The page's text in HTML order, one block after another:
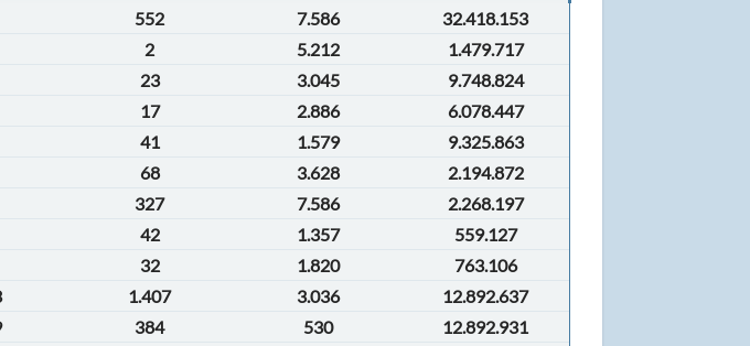
552 7.586
32.418.153
2 5.212
1.479.717
23 3.045
9.748.824
17 2.886
6.078.447
41 1.579
9.325.863
68 3.628
2.194.872
327 7.586
2.268.197
42 1.357
559.127
32 1.820
763.106
1.407 3.036
12.892.637
384 530
12.892.931